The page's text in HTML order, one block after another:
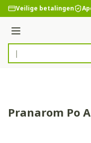
Ga naar de inhoud
Veilige betalingen
Menu
Product, merk,
Pranarom Po